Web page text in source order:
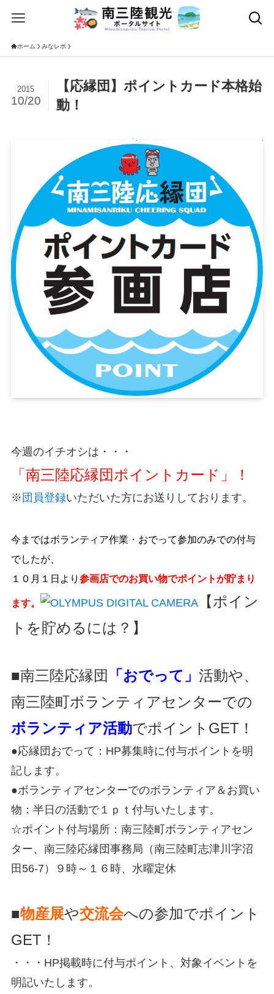
ホーム みなレポ
【応縁団】ポイントカード本格始
動！
2015
10/20
今週のイチオシは・・・
「南三陸応縁団ポイントカード」 ！
※ 団員登録いただいた方にお送りしております。
今まではボランティア作業・おでって参加のみでの付与
でしたが、
１０月１日より 参画店でのお買い物でポイントが貯まり
ます。
【ポイン
トを貯めるには？】
■南三陸応縁団 「おでって」 活動や、
南三陸町ボランティアセンターでの
ボランティア活動でポイントGET！
●応縁団おでって：HP募集時に付与ポイントを明
記します。
●ボランティアセンターでのボランティア＆お買い
物：半日の活動で１ｐｔ付与いたします。
☆ポイント付与場所：南三陸町ボランティアセン
ター、南三陸応縁団事務局（南三陸町志津川字沼
田56-7）９時～１６時、水曜定休
■物産展や交流会への参加でポイント
GET！
・・・HP掲載時に付与ポイント、対象イベントを
明記いたします。